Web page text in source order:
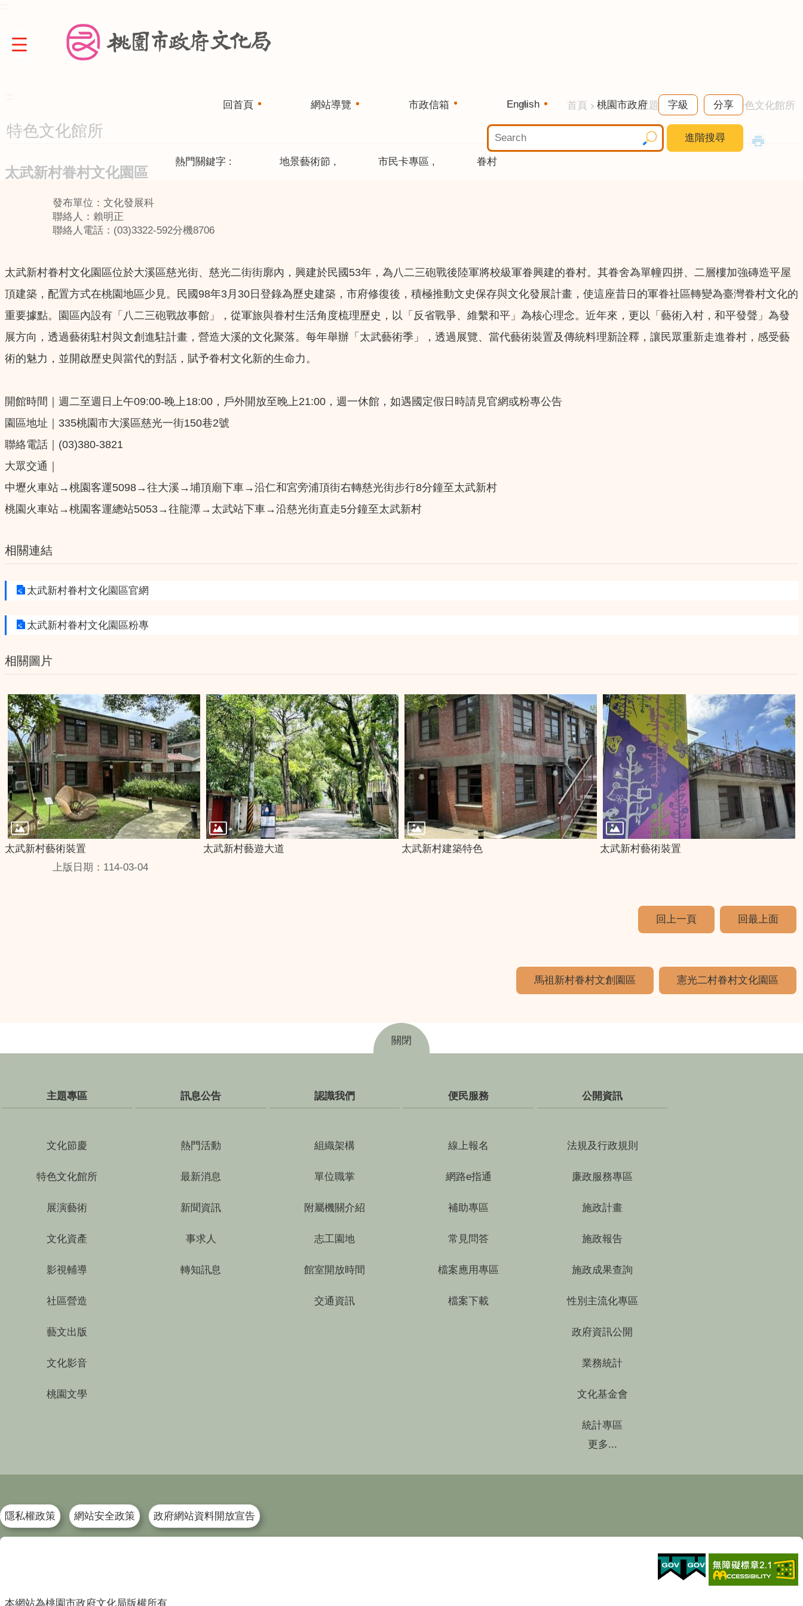
回首頁 網站導覽 市政信箱 English 桃園市政府 字級 分享
進階搜尋
熱門關鍵字 地景藝術節 市民卡專區 眷村
首頁 主題專區 特色文化館所
特色文化館所
太武新村眷村文化園區
發布單位：文化發展科
聯絡人：賴明正
聯絡人電話：(03)3322-592分機8706
太武新村眷村文化園區位於大溪區慈光街、慈光二街街廓內，興建於民國53年，為八二三砲戰後陸軍將校級軍眷興建的眷村。其眷舍為單幢四拼、二層樓加強磚造平屋
頂建築，配置方式在桃園地區少見。民國98年3月30日登錄為歷史建築，市府修復後，積極推動文史保存與文化發展計畫，使這座昔日的軍眷社區轉變為臺灣眷村文化的
重要據點。園區內設有「八二三砲戰故事館」，從軍旅與眷村生活角度梳理歷史，以「反省戰爭、維繫和平」為核心理念。近年來，更以「藝術入村，和平發聲」為發
展方向，透過藝術駐村與文創進駐計畫，營造大溪的文化聚落。每年舉辦「太武藝術季」，透過展覽、當代藝術裝置及傳統料理新詮釋，讓民眾重新走進眷村，感受藝
術的魅力，並開啟歷史與當代的對話，賦予眷村文化新的生命力。
開館時間｜週二至週日上午09:00-晚上18:00，戶外開放至晚上21:00，週一休館，如遇國定假日時請見官網或粉專公告
園區地址｜335桃園市大溪區慈光一街150巷2號
聯絡電話｜(03)380-3821
大眾交通｜
中壢火車站→桃園客運5098→往大溪→埔頂廟下車→沿仁和宮旁浦頂街右轉慈光街步行8分鐘至太武新村
桃園火車站→桃園客運總站5053→往龍潭→太武站下車→沿慈光街直走5分鐘至太武新村
相關連結
太武新村眷村文化園區官網
太武新村眷村文化園區粉專
相關圖片
太武新村藝術裝置 太武新村藝遊大道 太武新村建築特色
太武新村藝術裝置
上版日期：114-03-04
回上一頁 回最上面
馬祖新村眷村文創園區 憲光二村眷村文化園區
關閉
主題專區
文化節慶
特色文化館所
展演藝術
文化資產
影視輔導
社區營造
藝文出版
文化影音
桃園文學
訊息公告
熱門活動
最新消息
新聞資訊
事求人
轉知訊息
認識我們
組織架構
單位職掌
附屬機關介紹
志工園地
館室開放時間
交通資訊
便民服務
線上報名
網路e指通
補助專區
常見問答
檔案應用專區
檔案下載
公開資訊
法規及行政規則
廉政服務專區
施政計畫
施政報告
施政成果查詢
性別主流化專區
政府資訊公開
業務統計
文化基金會
統計專區
更多...
隱私權政策 網站安全政策 政府網站資料開放宣告
本網站為桃園市政府文化局版權所有